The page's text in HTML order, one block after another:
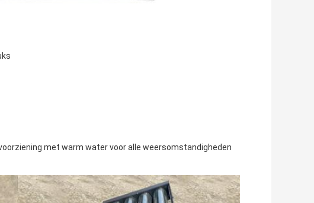
met warm water voor alle weersomstandigheden